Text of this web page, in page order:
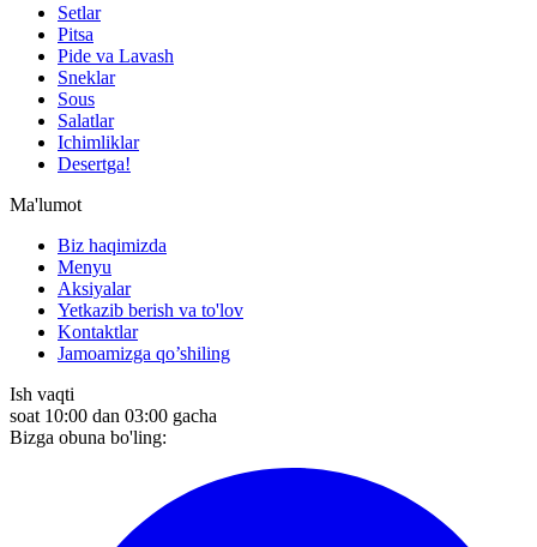
Setlar
Pitsa
Pide va Lavash
Sneklar
Sous
Salatlar
Ichimliklar
Desertga!
Ma'lumot
Biz haqimizda
Menyu
Aksiyalar
Yetkazib berish va to'lov
Kontaktlar
Jamoamizga qo’shiling
Ish vaqti
soat 10:00 dan 03:00 gacha
Bizga obuna bo'ling: